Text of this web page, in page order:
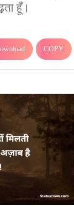
हूँ।
COPY